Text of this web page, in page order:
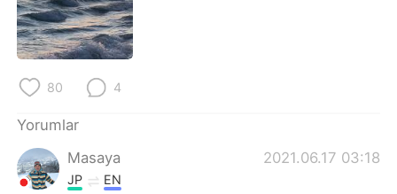
80 4
Yorumlar
Masaya
2021.06.17 03:18
JP EN